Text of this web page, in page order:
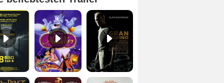
Exit 8 Trailer DF Aladdin Trailer OV
Der Herr der Ringe - Die Rückkehr des Königs Trailer OV Safe House Trailer DF Charlie und die Schokoladenfabrik Trailer OV